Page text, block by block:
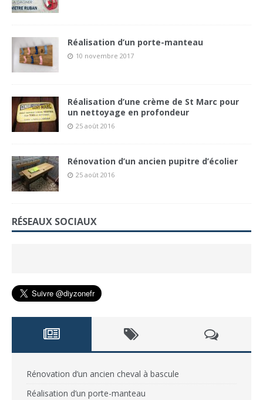
Réalisation d’un porte-manteau
10 novembre 2017
Réalisation d’une crème de St Marc pour
un nettoyage en profondeur
25 août 2016
Rénovation d’un ancien pupitre d’écolier
25 août 2016
RÉSEAUX SOCIAUX
Rénovation d’un ancien cheval à bascule
Réalisation d’un porte-manteau